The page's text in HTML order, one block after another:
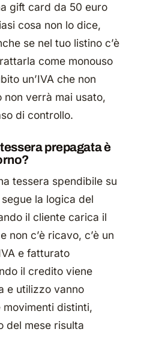
gift card da 50 euro
cosa non lo dice,
se nel tuo listino c’è
come monouso
un’IVA che non
non verrà mai usato,
di controllo.
prepagata è
tessera spendibile su
la logica del
il cliente carica il
non c’è ricavo, c’è un
e fatturato
il credito viene
e utilizzo vanno
distinti,
del mese risulta